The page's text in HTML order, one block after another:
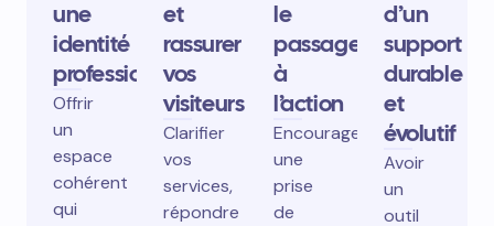
une
identité
professionnelle
Offrir
un
espace
cohérent
qui
et
rassurer
vos
visiteurs
Clarifier
vos
services,
répondre
le
passage
à
l’action
Encourager
une
prise
de
d’un
support
durable
et
évolutif
Avoir
un
outil